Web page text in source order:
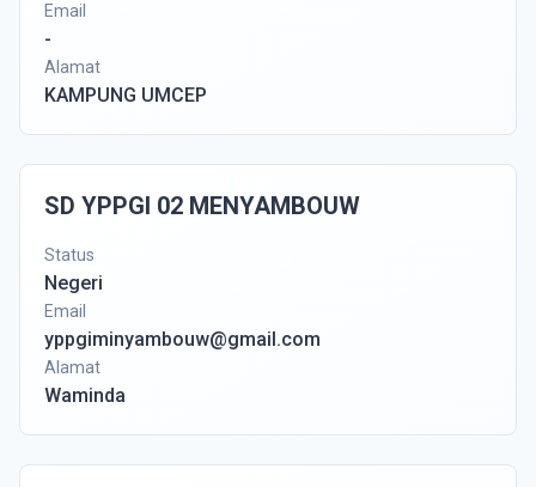
Email
-
Alamat
KAMPUNG UMCEP
SD YPPGI 02 MENYAMBOUW
Status
Negeri
Email
yppgiminyambouw@gmail.com
Alamat
Waminda